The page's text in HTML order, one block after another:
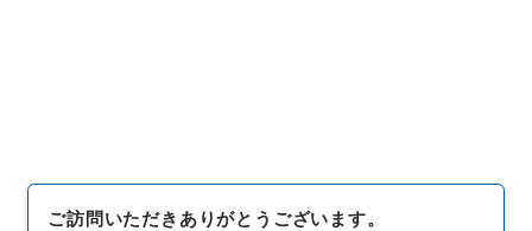
ご訪問いただきありがとうございます。